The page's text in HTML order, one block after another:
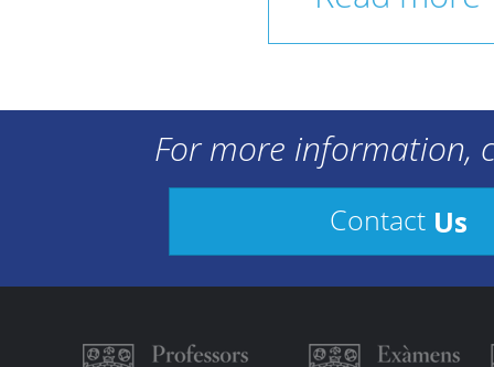
For more information,
Contact Us